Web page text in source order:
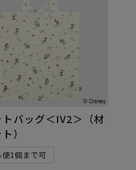
バッグ＜IV2＞（材
）
便1個まで可